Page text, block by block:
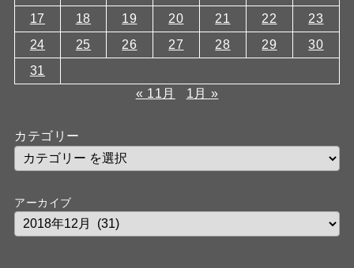
17
18 19 20 21 22
23
24
25 26 27 28 29
30
31
« 11月
1月 »
カテゴリー
アーカイブ